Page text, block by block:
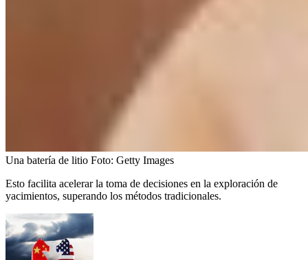
Una batería de litio Foto: Getty Images
Esto facilita acelerar la toma de decisiones en la exploración de
yacimientos, superando los métodos tradicionales.